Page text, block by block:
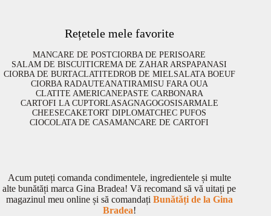
Rețetele mele favorite
MANCARE DE POSTCIORBA DE PERISOARE
SALAM DE BISCUITICREMA DE ZAHAR ARSPAPANASI
CIORBA DE BURTACLATITEDROB DE MIELSALATA BOEUF
CIORBA RADAUTEANATIRAMISU FARA OUA
CLATITE AMERICANEPASTE CARBONARA
CARTOFI LA CUPTORLASAGNAGOGOSISARMALE
CHEESECAKETORT DIPLOMATCHEC PUFOS
CIOCOLATA DE CASAMANCARE DE CARTOFI
Acum puteți comanda condimentele, ingredientele și multe
alte bunătăți marca Gina Bradea! Vă recomand să vă uitați pe
magazinul meu online și să comandați Bunătăți de la Gina
Bradea!